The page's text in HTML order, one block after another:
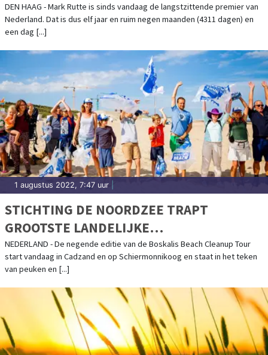
DEN HAAG - Mark Rutte is sinds vandaag de langstzittende premier van
Nederland. Dat is dus elf jaar en ruim negen maanden (4311 dagen) en
een dag [...]
1 augustus 2022, 7:47 uur
STICHTING DE NOORDZEE TRAPT
GROOTSTE LANDELIJKE
STRANDOPRUIMACTIE AF: RUIM 2000
VRIJWILLIGERS ONTDOEN
NEDERLAND - De negende editie van de Boskalis Beach Cleanup Tour
start vandaag in Cadzand en op Schiermonnikoog en staat in het teken
van peuken en [...]